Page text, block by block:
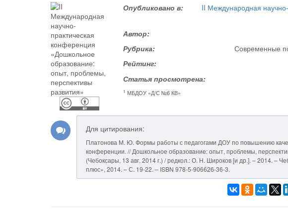
Опубликовано в:
II Международная
Автор:
Рубрика:
Современные
Рейтинг:
Статья просмотрена:
1 МБДОУ «Д/С №6 КВ»
Для цитирования:
Платонова М. Ю. Формы работы с педагогами ДОУ по повышению
конференции. // Дошкольное образование: опыт, проблемы,
(Чебоксары, 13 авг. 2014 г.) / редкол.: О. Н. Широков [и др.]. – 2014. –
плюс», 2014. – С. 19-22. – ISBN 978-5-906626-36-3.